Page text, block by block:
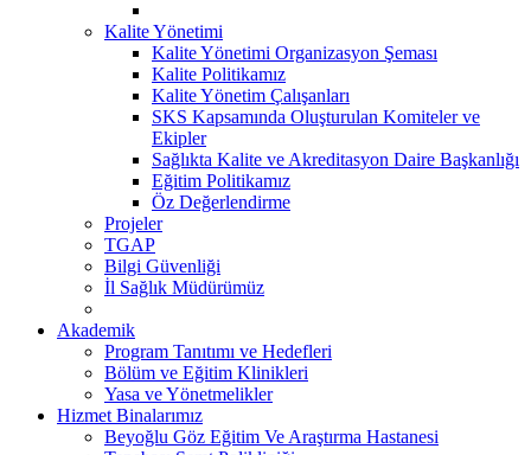
Kalite Yönetimi
Kalite Yönetimi Organizasyon Şeması
Kalite Politikamız
Kalite Yönetim Çalışanları
SKS Kapsamında Oluşturulan Komiteler ve
Ekipler
Sağlıkta Kalite ve Akreditasyon Daire Başkanlığı
Eğitim Politikamız
Öz Değerlendirme
Projeler
TGAP
Bilgi Güvenliği
İl Sağlık Müdürümüz
Akademik
Program Tanıtımı ve Hedefleri
Bölüm ve Eğitim Klinikleri
Yasa ve Yönetmelikler
Hizmet Binalarımız
Beyoğlu Göz Eğitim Ve Araştırma Hastanesi